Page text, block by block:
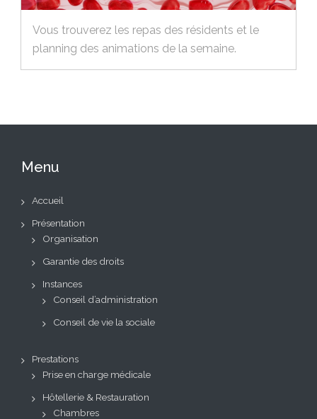
Vous trouverez les repas des résidents et le
planning des animations de la semaine.
Menu
Accueil
Présentation
Organisation
Garantie des droits
Instances
Conseil d’administration
Conseil de vie la sociale
Prestations
Prise en charge médicale
Hôtellerie & Restauration
Chambres